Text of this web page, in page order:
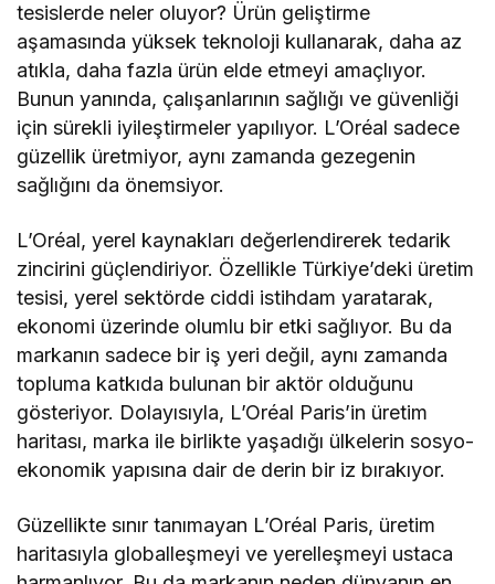
tesislerde neler oluyor? Ürün geliştirme
aşamasında yüksek teknoloji kullanarak, daha az
atıkla, daha fazla ürün elde etmeyi amaçlıyor.
Bunun yanında, çalışanlarının sağlığı ve güvenliği
için sürekli iyileştirmeler yapılıyor. L’Oréal sadece
güzellik üretmiyor, aynı zamanda gezegenin
sağlığını da önemsiyor.
L’Oréal, yerel kaynakları değerlendirerek tedarik
zincirini güçlendiriyor. Özellikle Türkiye’deki üretim
tesisi, yerel sektörde ciddi istihdam yaratarak,
ekonomi üzerinde olumlu bir etki sağlıyor. Bu da
markanın sadece bir iş yeri değil, aynı zamanda
topluma katkıda bulunan bir aktör olduğunu
gösteriyor. Dolayısıyla, L’Oréal Paris’in üretim
haritası, marka ile birlikte yaşadığı ülkelerin sosyo-
ekonomik yapısına dair de derin bir iz bırakıyor.
Güzellikte sınır tanımayan L’Oréal Paris, üretim
haritasıyla globalleşmeyi ve yerelleşmeyi ustaca